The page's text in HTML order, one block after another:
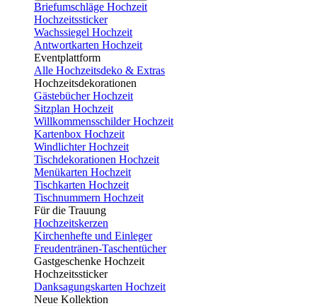
Briefumschläge Hochzeit
Hochzeitssticker
Wachssiegel Hochzeit
Antwortkarten Hochzeit
Eventplattform
Alle Hochzeitsdeko & Extras
Hochzeitsdekorationen
Gästebücher Hochzeit
Sitzplan Hochzeit
Willkommensschilder Hochzeit
Kartenbox Hochzeit
Windlichter Hochzeit
Tischdekorationen Hochzeit
Menükarten Hochzeit
Tischkarten Hochzeit
Tischnummern Hochzeit
Für die Trauung
Hochzeitskerzen
Kirchenhefte und Einleger
Freudentränen-Taschentücher
Gastgeschenke Hochzeit
Hochzeitssticker
Danksagungskarten Hochzeit
Neue Kollektion